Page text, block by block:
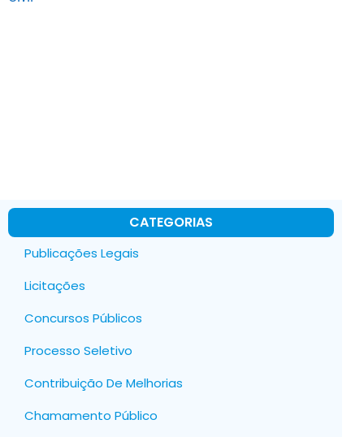
CATEGORIAS
Publicações Legais
Licitações
Concursos Públicos
Processo Seletivo
Contribuição De Melhorias
Chamamento Público